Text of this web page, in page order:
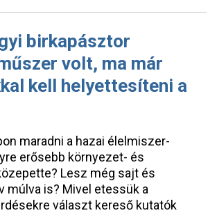
birkapásztor
volt, ma már
kell helyettesíteni a
maradni a hazai élelmiszer-
erősebb környezet- és
Lesz még sajt és
múlva is? Mivel etessük a
választ kereső kutatók